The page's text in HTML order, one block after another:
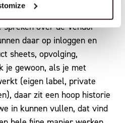
met buitenlandse
over de Vendor
daar op inloggen en
sheets, opvolging,
je gewoon, als je met
(eigen label, private
daar zit een hoop historie
in kunnen vullen, dat vind